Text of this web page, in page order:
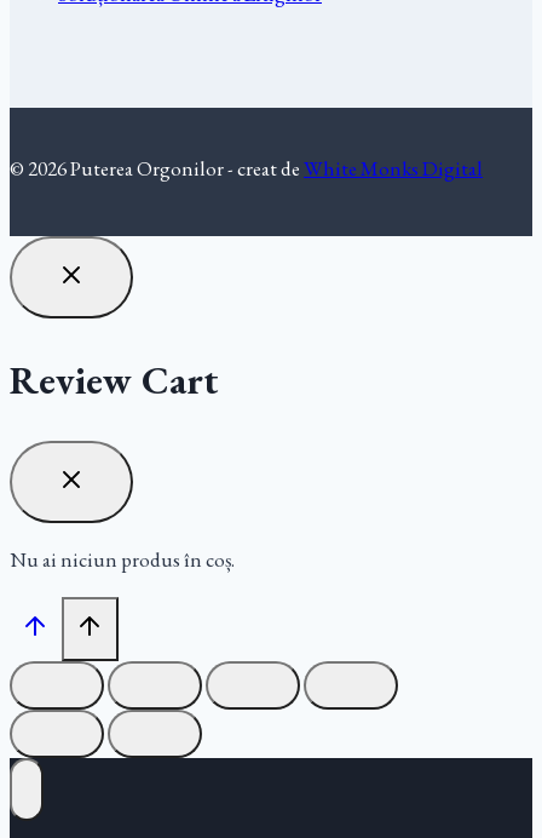
© 2026 Puterea Orgonilor - creat deWhite Monks Digital
Review Cart
Nu ai niciun produs în coș.